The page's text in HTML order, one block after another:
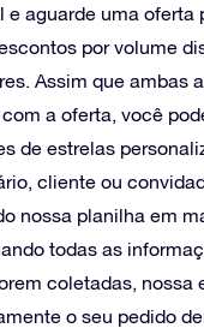
e aguarde uma oferta
por volume
Assim que ambas
a oferta, você
de estrelas
cliente ou
nossa planilha em
todas as
coletadas, nossa
o seu pedido